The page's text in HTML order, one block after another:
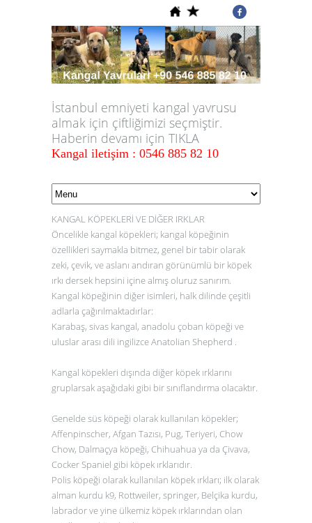
İstanbul emniyeti kangal yavrusu
almak için çiftliğimizi seçmiştir.
Haberin devamı için TIKLA
Kangal iletişim : 0546 885 82 10
KANGAL KÖPEKLERİ VE DİĞER IRKLAR
Öncelikle kangal köpekleri; kangal köpeğinin
özellikleri saymakla bitmez, genel bir tabir olarak
zeki, çevik, ve aslanı andıran görünümlü bir köpek
ırkı dersek hepsini içine almış oluruz sanırım.
Kangal köpeğinin diğer isimleri, halk dilinde çeşitli
adlarla çağırılmaktadırlar:
Karabaş, sivas kangal, anadolu çoban köpeği ve
uluslar arası dili ingilizceAnatolian Shepherd .
Kangal köpekleri dışında diğer köpek ırklarını
gruplarsak aşağıdaki gibi bir sınıflandırma olacaktır.
Genelde süs köpeği olarak kullanılan köpekler;
Affenpinscher, Afgan Tazısı, Pug, Teriyeri, Chow
Chow, Dalmaçya köpeği, Chihuahua ya da Çivava,
Cocker Spaniel gibi köpek ırklarıdır.
Polis köpeği olarak kullanılan köpek ırkları; ilk olarak
alman kurdu k9, Rottweiler, springer, Belçika kurdu,
labrador ve yine ülkemiz köpek ırklarından olan